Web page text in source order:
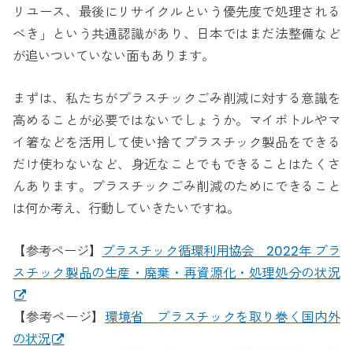
リユース、最後にリサイクルという優先度で処理される
べき」という共通認識があり、日本ではまだ法整備など
が追いついていない面もあります。
まずは、私たちがプラスチックごみ削減に対する意識を
高めることが必要ではないでしょうか。マイボトルやマ
イ箸などを活用して使い捨てプラスチック製品をできる
だけ使わないなど、身近なことでもできることはたくさ
んあります。プラスチックごみ削減のためにできること
は何か考え、行動していきたいですね。
【参考ページ】
プラスチック循環利用協会 2022年 プラ
スチック製品の生産・廃棄・再資源化・処理処分の状況
【参考ページ】 環境省 プラスチックを取り巻く国内外
の状況